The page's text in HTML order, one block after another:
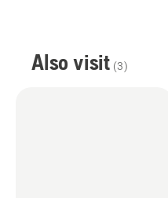
Also visit (3)